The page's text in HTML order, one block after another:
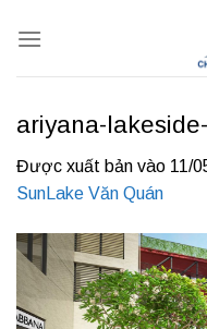
qua
ariyana-
Được xuất bản vào 11/
SunLake Văn Quán